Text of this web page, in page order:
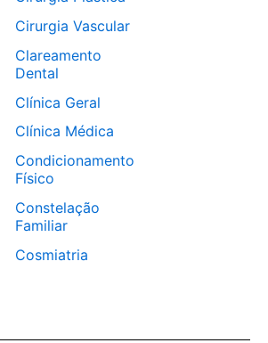
Cirurgia Vascular
Clareamento
Dental
Clínica Geral
Clínica Médica
Condicionamento
Físico
Constelação
Familiar
Cosmiatria